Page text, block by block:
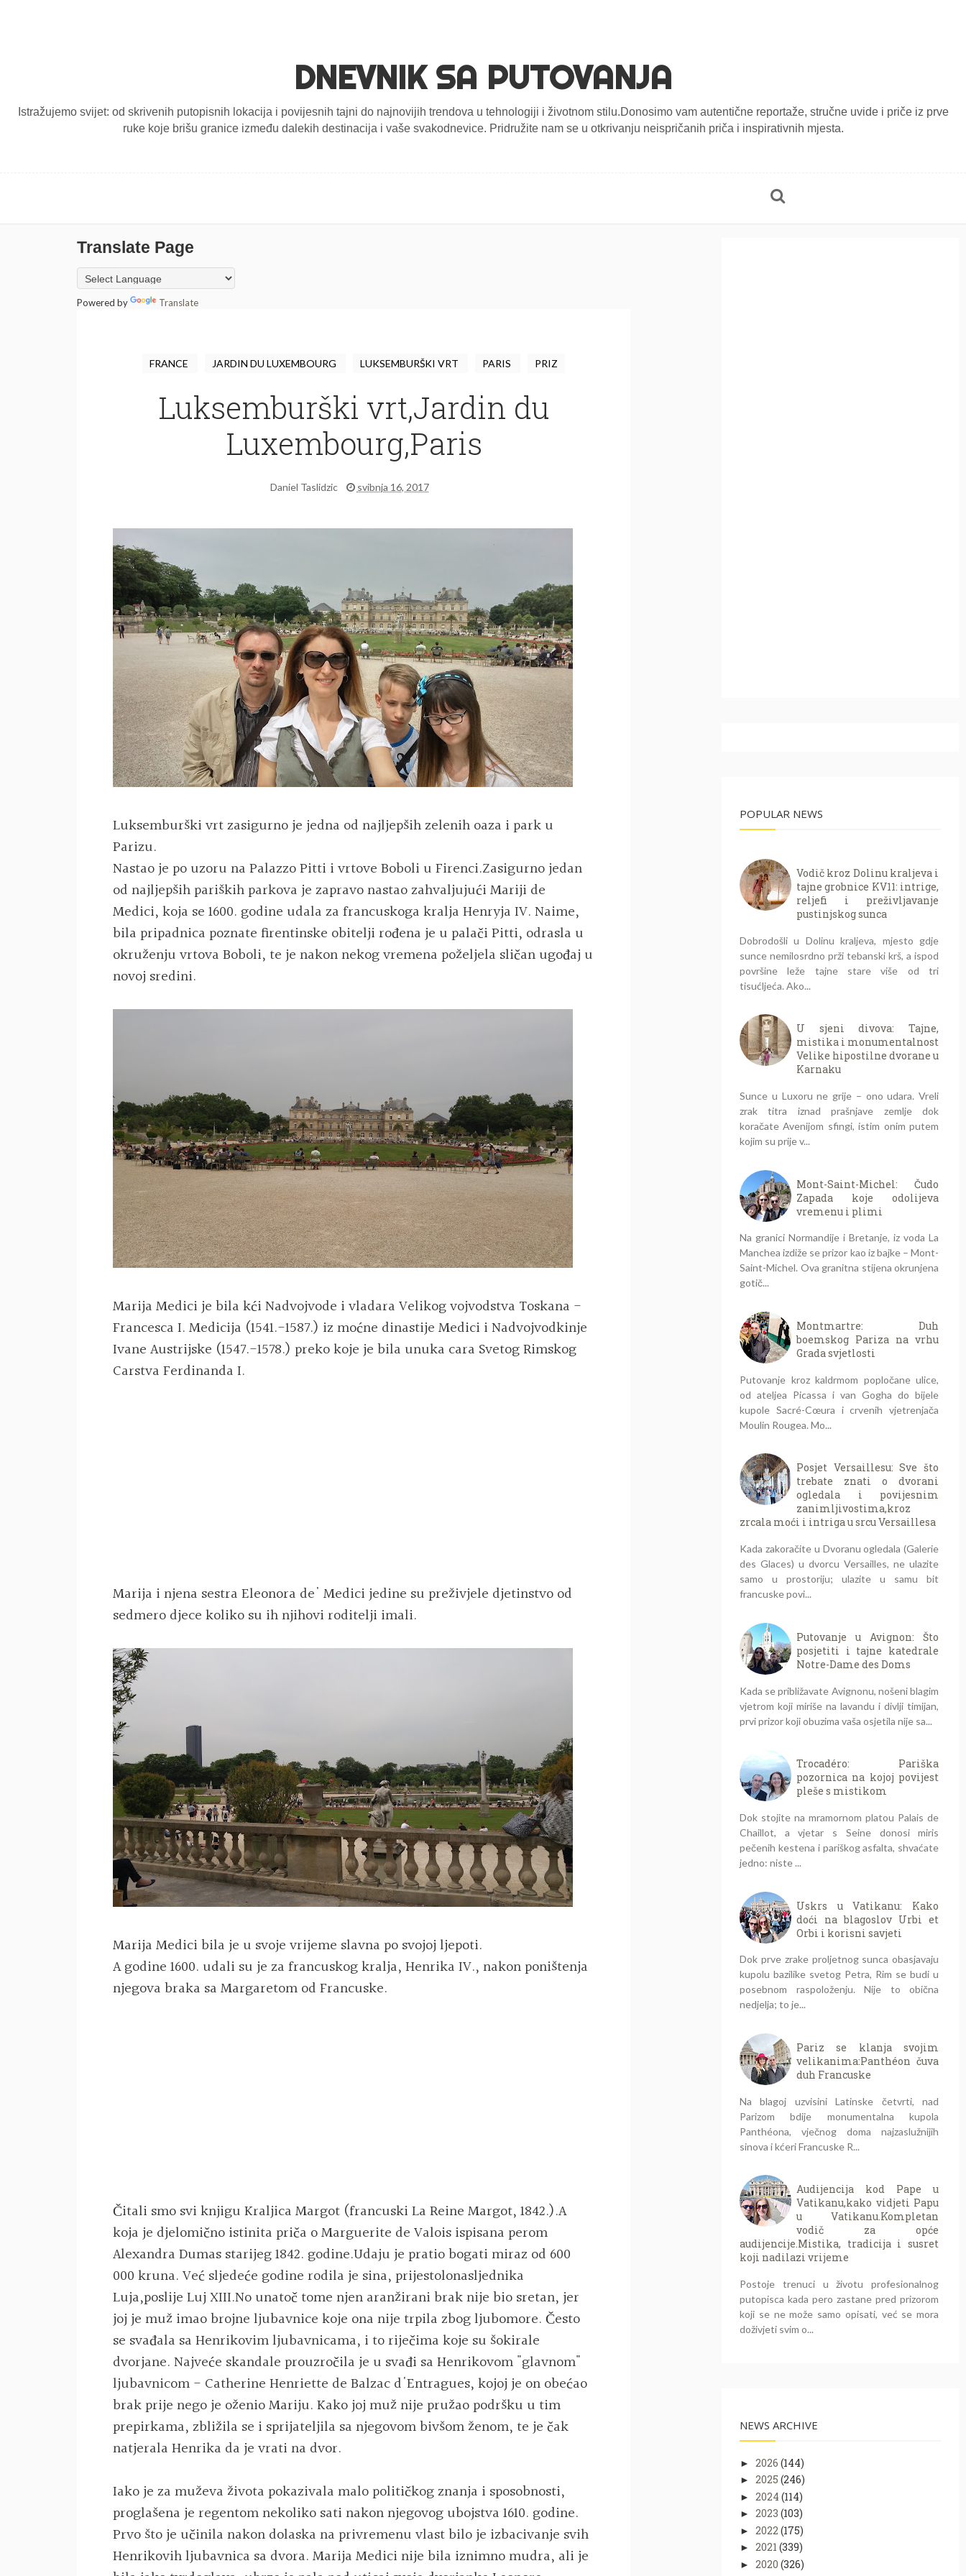
DNEVNIK SA PUTOVANJA
Istražujemo svijet: od skrivenih putopisnih lokacija i povijesnih tajni do najnovijih trendova u tehnologiji i životnom stilu.Donosimo vam autentične reportaže, stručne uvide i priče iz prve
ruke koje brišu granice između dalekih destinacija i vaše svakodnevice. Pridružite nam se u otkrivanju neispričanih priča i inspirativnih mjesta.
Translate Page
Powered by Translate
FRANCE JARDIN DU LUXEMBOURG LUKSEMBURŠKI VRT PARIS PRIZ
Luksemburški vrt,Jardin du
Luxembourg,Paris
Daniel Taslidzic svibnja 16, 2017
Luksemburški vrt zasigurno je jedna od najljepših zelenih oaza i park u
Parizu.
Nastao je po uzoru na Palazzo Pitti i vrtove Boboli u Firenci.Zasigurno jedan
od najljepših pariških parkova je zapravo nastao zahvaljujući Mariji de
Medici, koja se 1600. godine udala za francuskoga kralja Henryja IV. Naime,
bila pripadnica poznate firentinske obitelji rođena je u palači Pitti, odrasla u
okruženju vrtova Boboli, te je nakon nekog vremena poželjela sličan ugođaj u
novoj sredini.
Marija Medici je bila kći Nadvojvode i vladara Velikog vojvodstva Toskana -
Francesca I. Medicija (1541.-1587.) iz moćne dinastije Medici i Nadvojvodkinje
Ivane Austrijske (1547.-1578.) preko koje je bila unuka cara Svetog Rimskog
Carstva Ferdinanda I.
Marija i njena sestra Eleonora de' Medici jedine su preživjele djetinstvo od
sedmero djece koliko su ih njihovi roditelji imali.
Marija Medici bila je u svoje vrijeme slavna po svojoj ljepoti.
A godine 1600. udali su je za francuskog kralja, Henrika IV., nakon poništenja
njegova braka sa Margaretom od Francuske.
Čitali smo svi knjigu Kraljica Margot (francuski La Reine Margot, 1842.).A
koja je djelomično istinita priča o Marguerite de Valois ispisana perom
Alexandra Dumas starijeg 1842. godine.Udaju je pratio bogati miraz od 600
000 kruna. Već sljedeće godine rodila je sina, prijestolonasljednika
Luja,poslije Luj XIII.No unatoč tome njen aranžirani brak nije bio sretan, jer
joj je muž imao brojne ljubavnice koje ona nije trpila zbog ljubomore. Često
se svađala sa Henrikovim ljubavnicama, i to riječima koje su šokirale
dvorjane. Najveće skandale prouzročila je u svađi sa Henrikovom "glavnom"
ljubavnicom - Catherine Henriette de Balzac d'Entragues, kojoj je on obećao
brak prije nego je oženio Mariju. Kako joj muž nije pružao podršku u tim
prepirkama, zbližila se i sprijateljila sa njegovom bivšom ženom, te je čak
natjerala Henrika da je vrati na dvor.
Iako je za muževa života pokazivala malo političkog znanja i sposobnosti,
proglašena je regentom nekoliko sati nakon njegovog ubojstva 1610. godine.
Prvo što je učinila nakon dolaska na privremenu vlast bilo je izbacivanje svih
Henrikovih ljubavnica sa dvora. Marija Medici nije bila iznimno mudra, ali je
POPULAR NEWS
Vodič kroz Dolinu kraljeva i
tajne grobnice KV11: intrige,
reljefi i preživljavanje
pustinjskog sunca
Dobrodošli u Dolinu kraljeva, mjesto gdje
sunce nemilosrdno prži tebanski krš, a ispod
površine leže tajne stare više od tri
tisućljeća. Ako...
U sjeni divova: Tajne,
mistika i monumentalnost
Velike hipostilne dvorane u
Karnaku
Sunce u Luxoru ne grije – ono udara. Vreli
zrak titra iznad prašnjave zemlje dok
koračate Avenijom sfingi, istim onim putem
kojim su prije v...
Mont-Saint-Michel: Čudo
Zapada koje odolijeva
vremenu i plimi
Na granici Normandije i Bretanje, iz voda La
Manchea izdiže se prizor kao iz bajke – Mont-
Saint-Michel. Ova granitna stijena okrunjena
gotič...
Montmartre: Duh
boemskog Pariza na vrhu
Grada svjetlosti
Putovanje kroz kaldrmom popločane ulice,
od ateljea Picassa i van Gogha do bijele
kupole Sacré-Cœura i crvenih vjetrenjača
Moulin Rougea. Mo...
Posjet Versaillesu: Sve što
trebate znati o dvorani
ogledala i povijesnim
zanimljivostima,kroz
zrcala moći i intriga u srcu Versaillesa
Kada zakoračite u Dvoranu ogledala (Galerie
des Glaces) u dvorcu Versailles, ne ulazite
samo u prostoriju; ulazite u samu bit
francuske povi...
Putovanje u Avignon: Što
posjetiti i tajne katedrale
Notre-Dame des Doms
Kada se približavate Avignonu, nošeni blagim
vjetrom koji miriše na lavandu i divlji timijan,
prvi prizor koji obuzima vaša osjetila nije sa...
Trocadéro: Pariška
pozornica na kojoj povijest
pleše s mistikom
Dok stojite na mramornom platou Palais de
Chaillot, a vjetar s Seine donosi miris
pečenih kestena i pariškog asfalta, shvaćate
jedno: niste ...
Uskrs u Vatikanu: Kako
doći na blagoslov Urbi et
Orbi i korisni savjeti
Dok prve zrake proljetnog sunca obasjavaju
kupolu bazilike svetog Petra, Rim se budi u
posebnom raspoloženju. Nije to obična
nedjelja; to je...
Pariz se klanja svojim
velikanima:Panthéon čuva
duh Francuske
Na blagoj uzvisini Latinske četvrti, nad
Parizom bdije monumentalna kupola
Panthéona, vječnog doma najzaslužnijih
sinova i kćeri Francuske R...
Audijencija kod Pape u
Vatikanu,kako vidjeti Papu
u Vatikanu.Kompletan
vodič za opće
audijencije.Mistika, tradicija i susret
koji nadilazi vrijeme
Postoje trenuci u životu profesionalnog
putopisca kada pero zastane pred prizorom
koji se ne može samo opisati, već se mora
doživjeti svim o...
NEWS ARCHIVE
► 2026 (144)
► 2025 (246)
► 2024 (114)
► 2023 (103)
► 2022 (175)
► 2021 (339)
► 2020 (326)